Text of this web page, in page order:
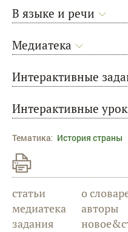
В языке и речи
Медиатека
Интерактивные
Интерактивные
Тематика: История страны
статьи
медиатека
задания
о
авторы